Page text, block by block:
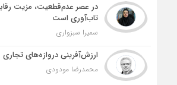
در عصر عدم‌قطعیت، مزیت
تاب‌آوری است
سمیرا سبزواری
ارزش‌آفرینی دروازه‌های تجاری
محمدرضا مودودی